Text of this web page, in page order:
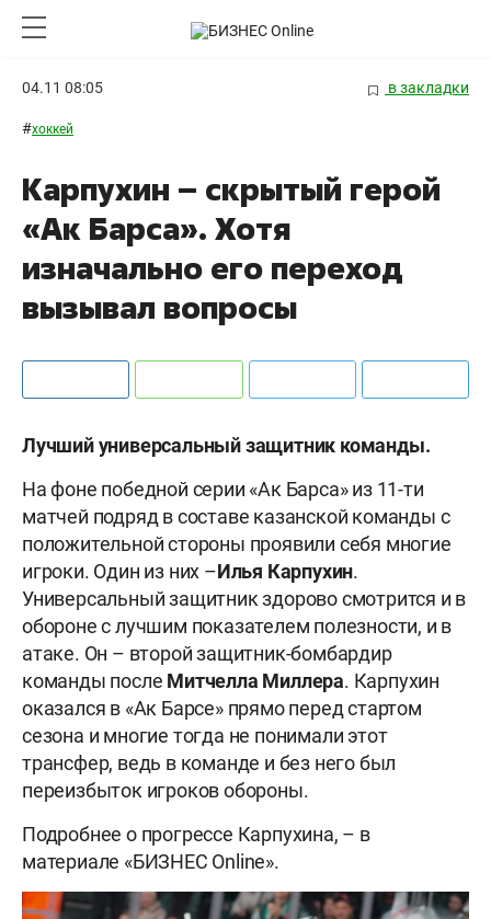
04.11 08:05 в закладки
#хоккей
Карпухин – скрытый герой
«Ак Барса». Хотя
изначально его переход
вызывал вопросы
Лучший универсальный защитник команды.
На фоне победной серии «Ак Барса» из 11-ти
матчей подряд в составе казанской команды с
положительной стороны проявили себя многие
игроки. Один из них –Илья Карпухин.
Универсальный защитник здорово смотрится и в
обороне с лучшим показателем полезности, и в
атаке. Он – второй защитник-бомбардир
команды после Митчелла Миллера. Карпухин
оказался в «Ак Барсе» прямо перед стартом
сезона и многие тогда не понимали этот
трансфер, ведь в команде и без него был
переизбыток игроков обороны.
Подробнее о прогрессе Карпухина, – в
материале «БИЗНЕС Online».